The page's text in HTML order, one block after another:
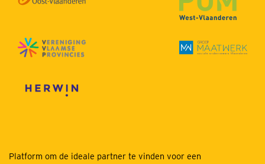
Platform om de ideale partner te vinden voor een